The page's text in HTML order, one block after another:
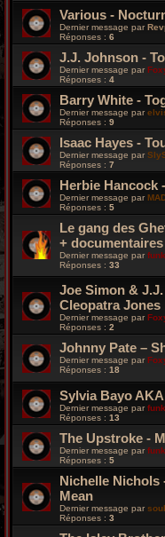
Various -
Dernier message par
Réponses : 6
J.J. Johnson -
Dernier message par
Réponses : 4
Barry White -
Dernier message par
Réponses : 9
Isaac Hayes -
Dernier message par
Réponses : 7
Herbie Hancock
Dernier message par
Réponses : 5
Le gang des
+
Dernier message par
Réponses : 33
Joe Simon &
Cleopatra Jones
Dernier message par
Réponses : 2
Johnny Pate ‎–
Dernier message par
Réponses : 18
Sylvia Bayo
Dernier message par
Réponses : 13
The Upstroke -
Dernier message par
Réponses : 5
Nichelle Nichols
Mean
Dernier message par
Réponses : 3